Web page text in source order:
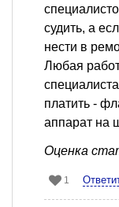
судить, а
нести в
Любая
платить -
аппарат на
Оценка
1